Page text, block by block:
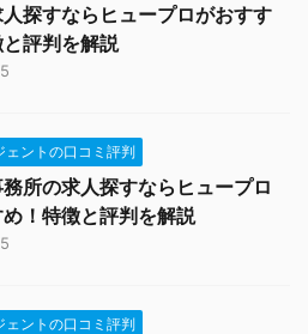
探すならヒュープロがおすす
評判を解説
ェントの口コミ評判
所の求人探すならヒュープロ
！特徴と評判を解説
ェントの口コミ評判